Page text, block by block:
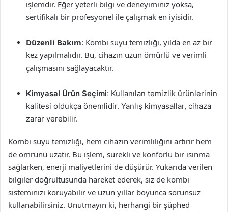
işlemdir. Eğer yeterli bilgi ve deneyiminiz yoksa,
sertifikalı bir profesyonel ile çalışmak en iyisidir.
Düzenli Bakım: Kombi suyu temizliği, yılda en az bir
kez yapılmalıdır. Bu, cihazın uzun ömürlü ve verimli
çalışmasını sağlayacaktır.
Kimyasal Ürün Seçimi: Kullanılan temizlik ürünlerinin
kalitesi oldukça önemlidir. Yanlış kimyasallar, cihaza
zarar verebilir.
Kombi suyu temizliği, hem cihazın verimliliğini artırır hem
de ömrünü uzatır. Bu işlem, sürekli ve konforlu bir ısınma
sağlarken, enerji maliyetlerini de düşürür. Yukarıda verilen
bilgiler doğrultusunda hareket ederek, siz de kombi
sisteminizi koruyabilir ve uzun yıllar boyunca sorunsuz
kullanabilirsiniz. Unutmayın ki, herhangi bir şüphed